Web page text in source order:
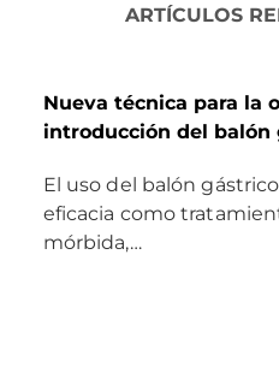
ARTÍCULOS
Nueva técnica para la
introducción del balón
El uso del balón
eficacia como
mórbida,…